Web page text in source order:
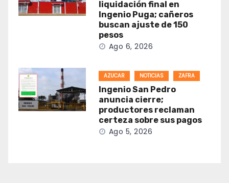
liquidación final en
Ingenio Puga; cañeros
buscan ajuste de 150
pesos
Ago 6, 2026
AZUCAR NOTICIAS ZAFRA
Ingenio San Pedro
anuncia cierre;
productores reclaman
certeza sobre sus pagos
Ago 5, 2026